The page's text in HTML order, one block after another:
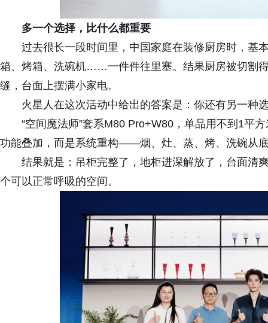
多一个选择，比什么都重要
过去很长一段时间里，中国家庭在装修厨房时，基
箱、烤箱、洗碗机……一件件往里塞。结果厨房被切割
缝，台面上摆满小家电。
火星人在这次活动中给出的答案是：你还有另一种
“空间魔法师”套系M80 Pro+W80，单品用不到1平
功能叠加，而是系统重构——烟、灶、蒸、烤、洗碗从
结果就是：吊柜完整了，地柜进深解放了，台面清
个可以正常呼吸的空间。